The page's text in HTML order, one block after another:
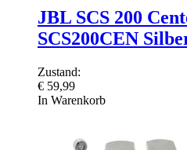
JBL SCS 200
SCS200CEN
Zustand:
€ 59,99
In Warenkorb